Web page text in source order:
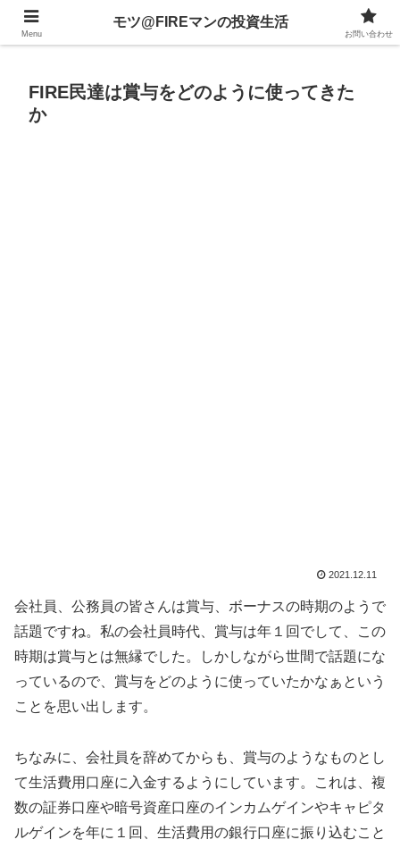
不動産、投資信託、暗号資産、株式、等々への投資について
FIRE民達は賞与をどのように使ってきた
か
2021.12.11
会社員、公務員の皆さんは賞与、ボーナスの時期のようで
話題ですね。私の会社員時代、賞与は年１回でして、この
時期は賞与とは無縁でした。しかしながら世間で話題にな
っているので、賞与をどのように使っていたかなぁという
ことを思い出します。
ちなみに、会社員を辞めてからも、賞与のようなものとし
て生活費用口座に入金するようにしています。これは、複
数の証券口座や暗号資産口座のインカムゲインやキャピタ
ルゲインを年に１回、生活費用の銀行口座に振り込むこと
Menu
モツ@FIREマンの投資生活
お問い合わせ